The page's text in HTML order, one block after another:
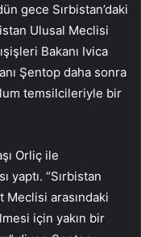
gece Sırbistan’daki
Ulusal Meclisi
Bakanı Ivica
Şentop daha sonra
temsilcileriyle bir
Orliç ile
yaptı. “Sırbistan
arasındaki
için yakın bir